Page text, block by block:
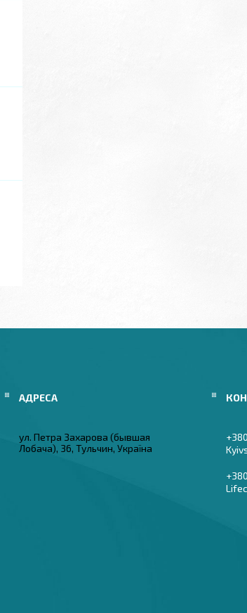
ул. Петра Захарова (бывшая
Лобача), 36, Тульчин, Україна